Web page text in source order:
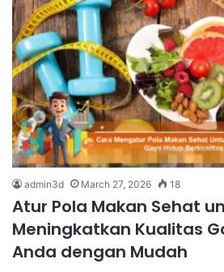
admin3d March 27, 2026 18
Atur Pola Makan Sehat
Meningkatkan Kualitas
Anda dengan Mudah